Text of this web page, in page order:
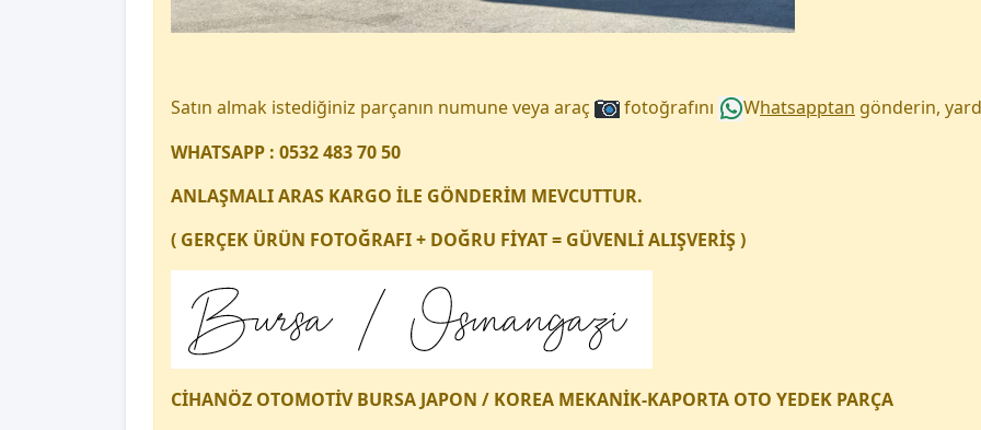
Satın almak istediğiniz parçanın numune veya araç fotoğrafını Whatsapptan gönderin,
WHATSAPP : 0532 483 70 50
ANLAŞMALI ARAS KARGO İLE GÖNDERİM MEVCUTTUR.
( GERÇEK ÜRÜN FOTOĞRAFI + DOĞRU FİYAT = GÜVENLİ ALIŞVERİŞ )
CİHANÖZ OTOMOTİV BURSA JAPON / KOREA MEKANİK-KAPORTA OTO YEDEK PARÇA